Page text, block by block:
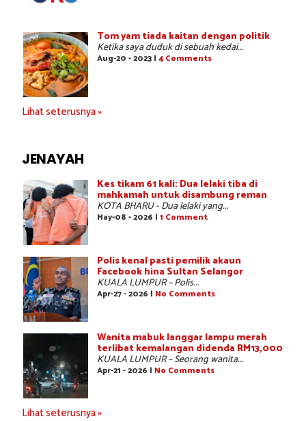
Tom yam tiada kaitan dengan politik
Ketika saya duduk di sebuah kedai...
Aug-20 - 2023 | 4 Comments
Lihat seterusnya »
JENAYAH
Kes tikam 61 kali: Dua lelaki tiba di
mahkamah untuk disambung reman
KOTA BHARU - Dua lelaki yang...
May-08 - 2026 | 1 Comment
Polis kenal pasti pemilik akaun
Facebook hina Sultan Selangor
KUALA LUMPUR – Polis...
Apr-27 - 2026 | No Comments
Wanita mabuk langgar lampu merah
terlibat kemalangan didenda RM13,000
KUALA LUMPUR – Seorang wanita...
Apr-21 - 2026 | No Comments
Lihat seterusnya »